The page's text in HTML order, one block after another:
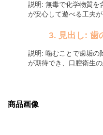
説明: 無毒で化学物質を
が安心して遊べる工夫が
3. 見出し: 歯
説明: 噛むことで歯垢の
が期待でき、口腔衛生の
商品画像